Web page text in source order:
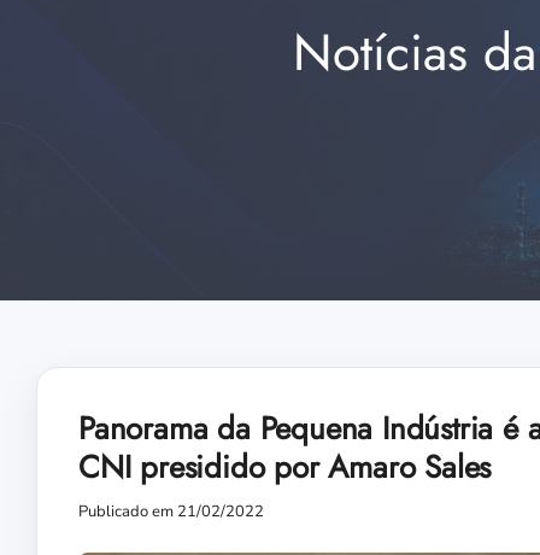
Notícias
Panorama da Pequena Indústria
CNI presidido por Amaro Sales
Publicado em 21/02/2022